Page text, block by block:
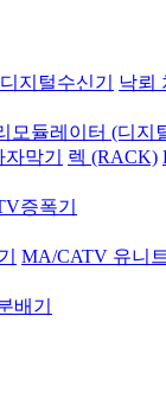
지털수신기 낙뢰
모듈레이터 (디지
막기 렉 (RACK)
증폭기
MA/CATV 유니트
배기